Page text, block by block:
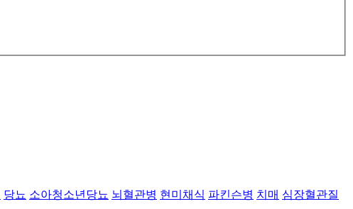
당뇨 소아청소년당뇨 뇌혈관병 현미채식 파킨슨병 치매 심장혈관질